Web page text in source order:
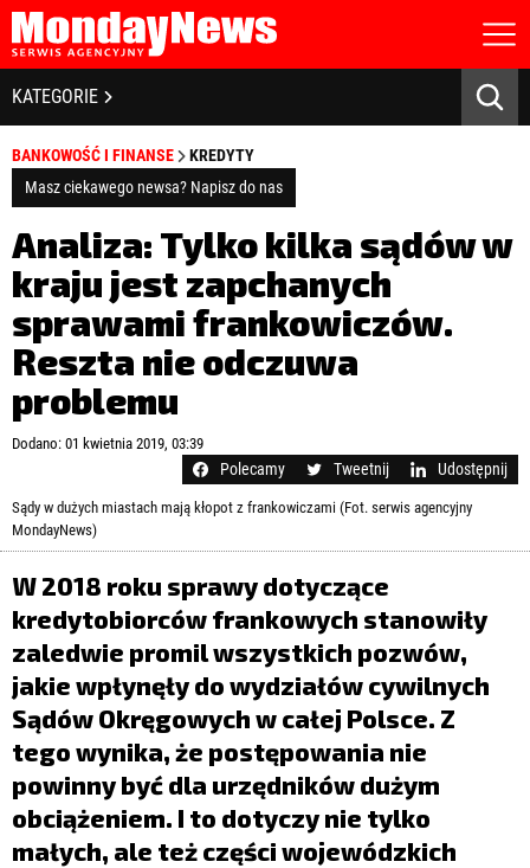
STRONA GŁÓWNA
O NAS
POLITYKA PRYWATNOŚCI
REGULAMIN
LICENCJA
REJESTRACJA
KONTAKT
Zapamiętaj mnie
Zapomniałeś hasła?
zaloguj się
KATEGORIE
BIZNES I GOSPODARKA
BANKOWOŚĆ I FINANSE
NOWE TECHNOLOGIE
SPOŁECZEŃSTWO
EDUKACJA
MEDIA
LIFESTYLE
OPINIE I KOMENTARZE
BANKOWOŚĆ I FINANSE
KREDYTY
Masz ciekawego newsa? Napisz do nas
Analiza: Tylko kilka sądów w
kraju jest zapchanych
sprawami frankowiczów.
Reszta nie odczuwa
problemu
Dodano: 01 kwietnia 2019, 03:39
Polecamy Tweetnij Udostępnij
Sądy w dużych miastach mają kłopot z frankowiczami (Fot. serwis agencyjny
MondayNews)
W 2018 roku sprawy dotyczące
kredytobiorców frankowych stanowiły
zaledwie promil wszystkich pozwów,
jakie wpłynęły do wydziałów cywilnych
Sądów Okręgowych w całej Polsce. Z
tego wynika, że postępowania nie
powinny być dla urzędników dużym
obciążeniem. I to dotyczy nie tylko
małych, ale też części wojewódzkich